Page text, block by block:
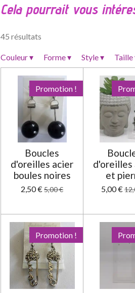
u
t
o
n
Cela pourrait vous
45 résultats
Couleur▾ Forme▾ Style▾ Taille
Promotion !
Boucles
d'oreilles acier
boules noires
2,50 €5,00 €
d'oreilles
et
5,00 €
Promotion !